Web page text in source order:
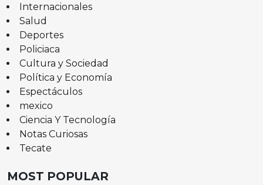
Internacionales
Salud
Deportes
Policiaca
Cultura y Sociedad
Política y Economía
Espectáculos
mexico
Ciencia Y Tecnología
Notas Curiosas
Tecate
MOST POPULAR